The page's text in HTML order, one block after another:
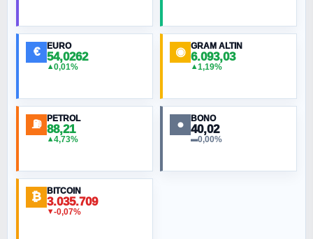
MURAT ÖZKAN
NURETTIN BÖLÜK
ORHAN KILIÇOĞLU
Fahişeye beyinli bir müstevli alçağına
€ EURO
54,0262
▲0,01%
◉ GRAM ALTIN
6.093,03
▲1,19%
⛽ PETROL
88,21
▲4,73%
● BONO
40,02
▬0,00%
₿ BITCOIN
3.035.709
▼-0,07%